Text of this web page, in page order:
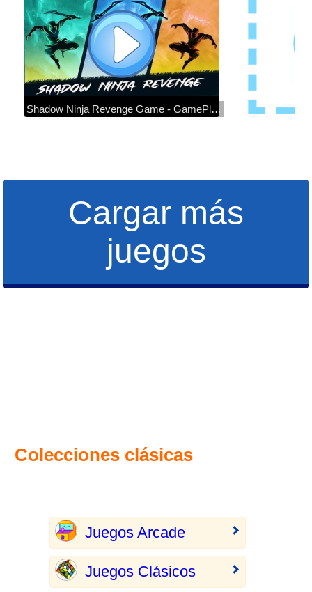
Shadow Ninja Revenge Game - GamePlay Walkthrough
Cargar más
juegos
Colecciones clásicas
Juegos Arcade
Juegos Clásicos